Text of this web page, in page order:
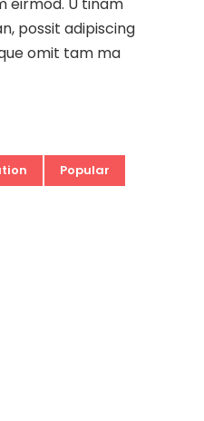
possit adipiscing
omit tam ma
Popular